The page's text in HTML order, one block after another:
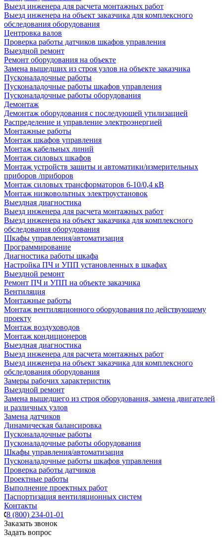
Выезд инженера для расчета монтажных работ
Выезд инженера на объект заказчика для комплексного
обследования оборудования
Центровка валов
Проверка работы датчиков шкафов управления
Выездной ремонт
Ремонт оборудования на объекте
Замена вышедших из строя узлов на объекте заказчика
Пусконаладочные работы
Пусконаладочные работы шкафов управления
Пусконаладочные работы оборудования
Демонтаж
Демонтаж оборудования с последующей утилизацией
Распределение и управление электроэнергией
Монтажные работы
Монтаж шкафов управления
Монтаж кабельных линий
Монтаж силовых шкафов
Монтаж устройств защиты и автоматики/измерительных
приборов /приборов
Монтаж силовых трансформаторов 6-10/0,4 кВ
Монтаж низковольтных электроустановок
Выездная диагностика
Выезд инженера для расчета монтажных работ
Выезд инженера на объект заказчика для комплексного
обследования оборудования
Шкафы управления/автоматизация
Программирование
Диагностика работы шкафа
Настройка ПЧ и УПП установленных в шкафах
Выездной ремонт
Ремонт ПЧ и УПП на объекте заказчика
Вентиляция
Монтажные работы
Монтаж вентиляционного оборудования по действующему
проекту
Монтаж воздуховодов
Монтаж кондиционеров
Выездная диагностика
Выезд инженера для расчета монтажных работ
Выезд инженера на объект заказчика для комплексного
обследования оборудования
Замеры рабочих характеристик
Выездной ремонт
Замена вышедшего из строя оборудования, замена двигателей
и различных узлов
Замена датчиков
Динамическая балансировка
Пусконаладочные работы
Пусконаладочные работы оборудования
Шкафы управления/автоматизация
Пусконаладочные работы шкафов управления
Проверка работы датчиков
Проектные работы
Выполнение проектных работ
Паспортизация вентиляционных систем
Контакты
8 (800) 234-01-01
Заказать звонок
Задать вопрос